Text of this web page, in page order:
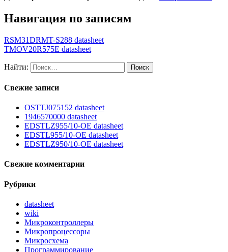
Навигация по записям
RSM31DRMT-S288 datasheet
TMOV20R575E datasheet
Найти:
Свежие записи
OSTTJ075152 datasheet
1946570000 datasheet
EDSTLZ955/10-OE datasheet
EDSTL955/10-OE datasheet
EDSTLZ950/10-OE datasheet
Свежие комментарии
Рубрики
datasheet
wiki
Микроконтроллеры
Микропроцессоры
Микросхема
Программирование